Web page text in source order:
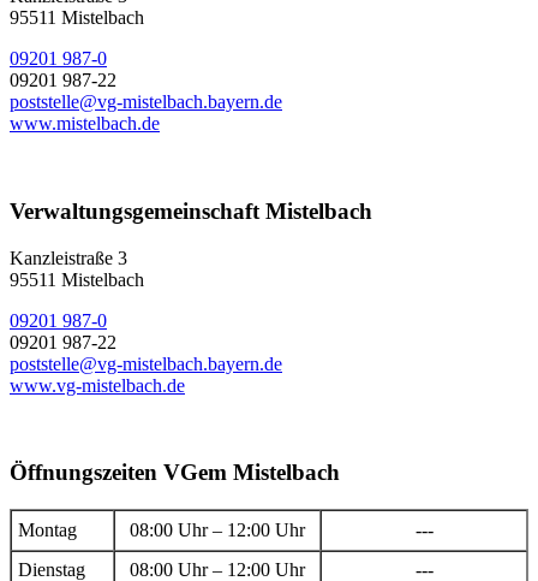
95511 Mistelbach
09201 987-0
09201 987-22
poststelle@vg-mistelbach.bayern.de
www.mistelbach.de
Verwaltungsgemeinschaft Mistelbach
Kanzleistraße 3
95511 Mistelbach
09201 987-0
09201 987-22
poststelle@vg-mistelbach.bayern.de
www.vg-mistelbach.de
Öffnungszeiten VGem Mistelbach
Montag 08:00 Uhr – 12:00 Uhr
---
Dienstag
08:00 Uhr – 12:00 Uhr ---